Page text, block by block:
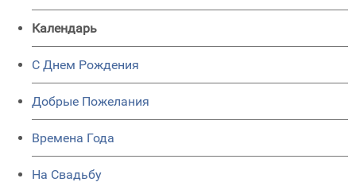
Календарь
C Днем Рождения
Добрые Пожелания
Времена Года
На Свадьбу